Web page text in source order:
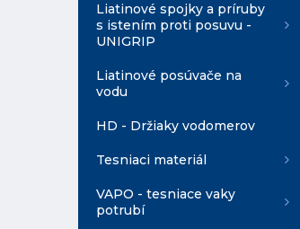
Liatinové spojky a príruby
s istením proti posuvu -
UNIGRIP
Liatinové posúvače na
vodu
HD - Držiaky vodomerov
Tesniaci materiál
VAPO - tesniace vaky
potrubí